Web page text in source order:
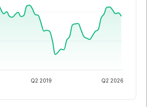
Q2 2019 Q2 2026